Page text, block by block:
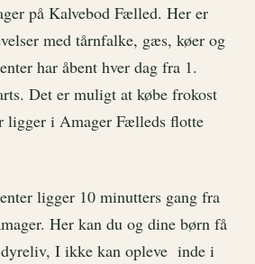
på Kalvebod Fælled. Her er
med tårnfalke, gæs, køer og
har åbent hver dag fra 1.
Det er muligt at købe frokost
ligger i Amager Fælleds flotte
ligger 10 minutters gang fra
Her kan du og dine børn få
I ikke kan opleve inde i